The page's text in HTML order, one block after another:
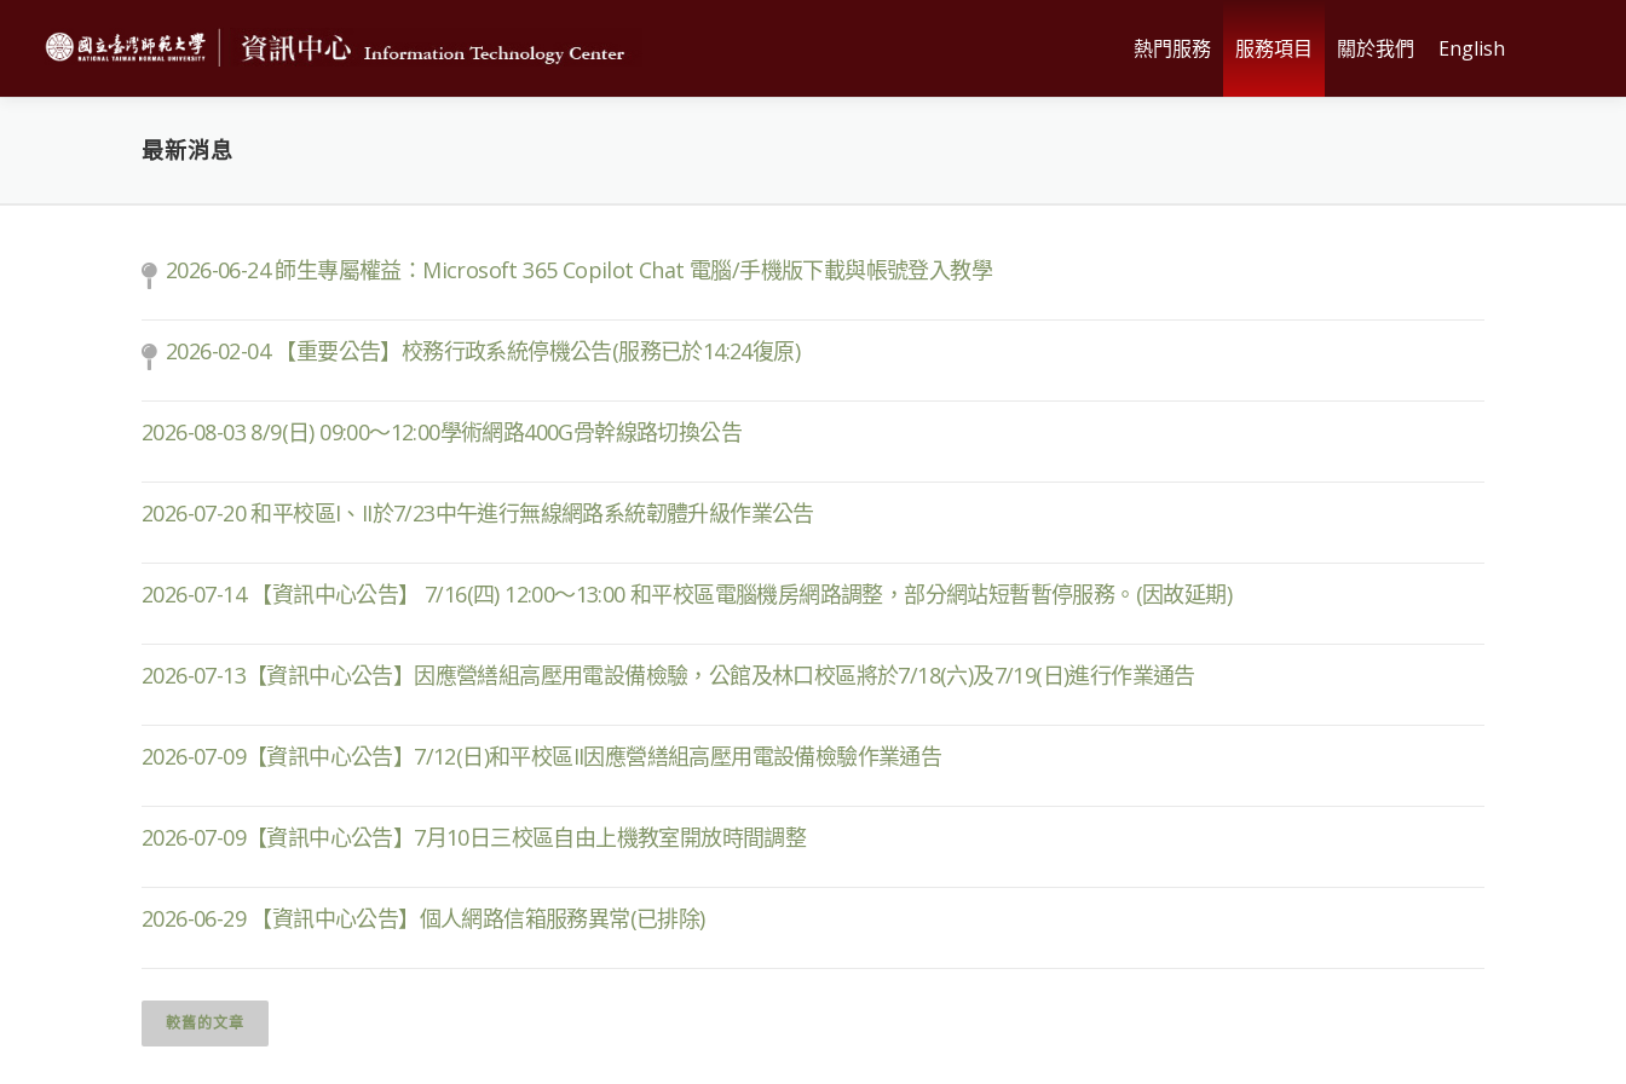
要
熱門服務 服務項目 關於我們 English
最新消息
最
新
消
2026-06-24 師生專屬權益：Microsoft 365 Copilot Chat 電腦/手機版下載與帳號登入教學
2026-02-04 【重要公告】校務行政系統停機公告(服務已於14:24復原)
2026-08-03 8/9(日) 09:00〜12:00學術網路400G骨幹線路切換公告
2026-07-20 和平校區I、II於7/23中午進行無線網路系統韌體升級作業公告
2026-07-14 【資訊中心公告】 7/16(四) 12:00～13:00 和平校區電腦機房網路調整，部分網站短暫暫停服務。(因故延期)
2026-07-13【資訊中心公告】因應營繕組高壓用電設備檢驗，公館及林口校區將於7/18(六)及7/19(日)進行作業通告
2026-07-09【資訊中心公告】7/12(日)和平校區II因應營繕組高壓用電設備檢驗作業通告
2026-07-09【資訊中心公告】7月10日三校區自由上機教室開放時間調整
2026-06-29 【資訊中心公告】個人網路信箱服務異常(已排除)
文
章較舊的文章